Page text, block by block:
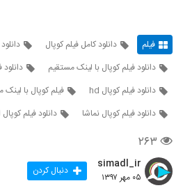
فیلم دانلود کامل فیلم کوپال
دانلود فیلم کوپال با لینک مستقیم
دانلود فیلم کوپال hd
فیلم کوپال با
دانلود فیلم کوپال نماشا
دانلود فیلم کوپال
۲۶۳
simadl_ir
۰۵ مهر ۱۳۹۷ دنبال کردن